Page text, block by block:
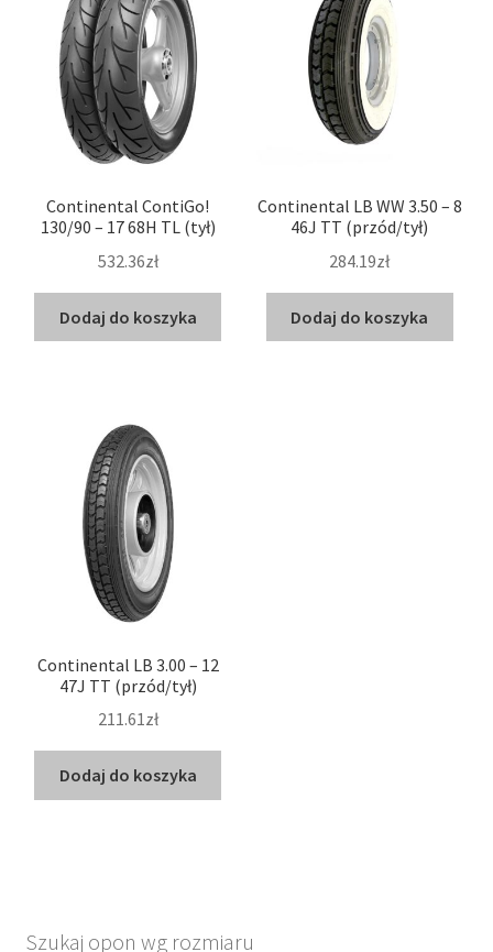
Continental ContiGo!
130/90 – 17 68H TL (tył)
532.36zł
Dodaj do koszyka
Continental LB WW 3.50 – 8
46J TT (przód/tył)
284.19zł
Dodaj do koszyka
Continental LB 3.00 – 12
47J TT (przód/tył)
211.61zł
Dodaj do koszyka
Szukaj opon wg rozmiaru